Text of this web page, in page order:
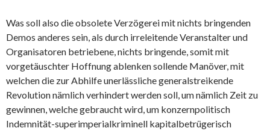
Was soll also die obsolete Verzögerei mit nichts bringenden
Demos anderes sein, als durch irreleitende Veranstalter und
Organisatoren betriebene, nichts bringende, somit mit
vorgetäuschter Hoffnung ablenken sollende Manöver, mit
welchen die zur Abhilfe unerlässliche generalstreikende
Revolution nämlich verhindert werden soll, um nämlich Zeit zu
gewinnen, welche gebraucht wird, um konzernpolitisch
Indemnität-superimperialkriminell kapitalbetrügerisch